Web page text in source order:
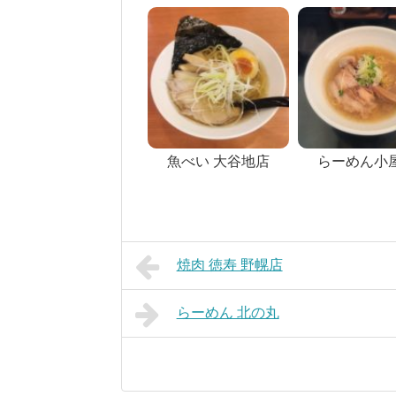
魚べい 大谷地店 らーめん小
焼肉 徳寿 野幌店
らーめん 北の丸